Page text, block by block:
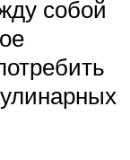
собой